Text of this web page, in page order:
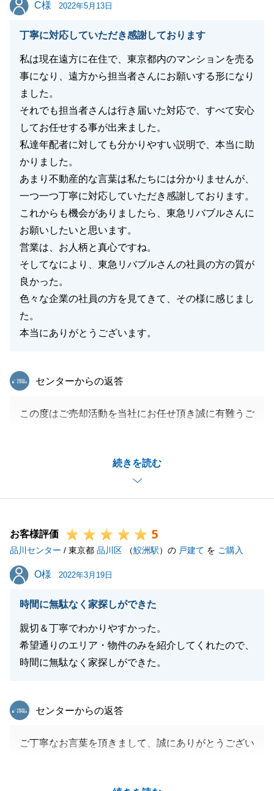
閉じる
C様 2022年5月13日
丁寧に対応していただき感謝しております
私は現在遠方に在住で、東京都内のマンションを売る
事になり、遠方から担当者さんにお願いする形になり
ました。
それでも担当者さんは行き届いた対応で、すべて安心
してお任せする事が出来ました。
私達年配者に対しても分かりやすい説明で、本当に助
かりました。
あまり不動産的な言葉は私たちには分かりませんが、
一つ一つ丁寧に対応していただき感謝しております。
これからも機会がありましたら、東急リバブルさんに
お願いしたいと思います。
営業は、お人柄と真心ですね。
そしてなにより、東急リバブルさんの社員の方の質が
良かった。
色々な企業の社員の方を見てきて、その様に感じまし
た。
本当にありがとうございます。
続きを読む
東急リバブル
センターからの返答
この度はご売却活動を当社にお任せ頂き誠に有難うご
機会も少ないので不手際が無いようにとドキドキして
おりましたが、無事にご所有不動産のお引渡を終える
ことができホッとしております。
けをいただけましたら幸いです。
今後とも、どうぞよろしくお願いいたします。
閉じる
お客様評価 5
品川センター / 東京都 品川区 （鮫洲駅）の 戸建て を ご購入
O様
O様 2022年3月19日
時間に無駄なく家探しができた
親切＆丁寧でわかりやすかった。
希望通りのエリア・物件のみを紹介してくれたので、
時間に無駄なく家探しができた。
東急リバブル
センターからの返答
ご丁寧なお言葉を頂きまして、誠にありがとうござい